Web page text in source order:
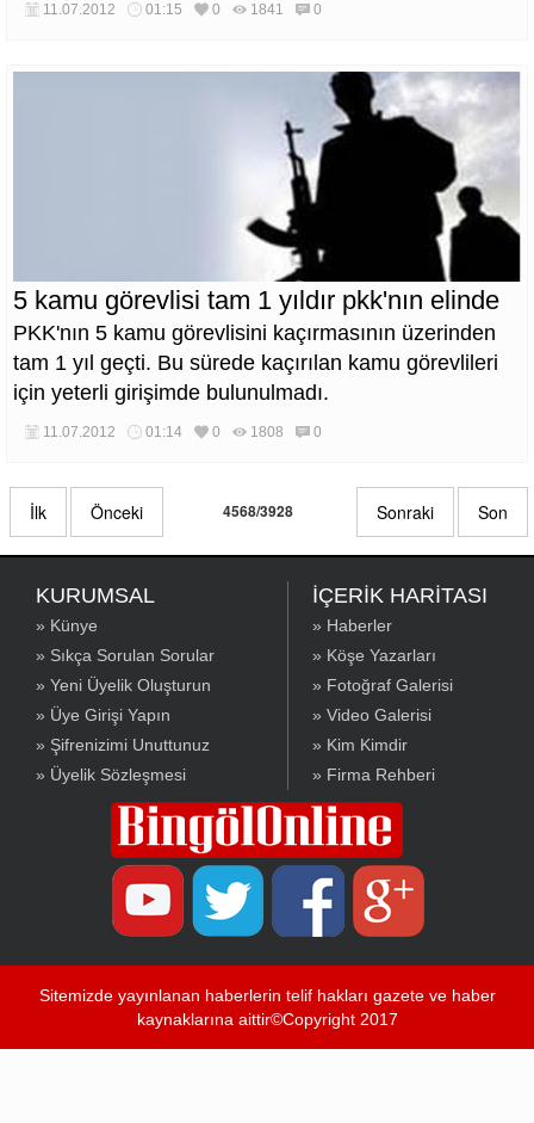
11.07.2012 01:15 0 1841 0
5 kamu görevlisi tam 1 yıldır pkk'nın elinde
PKK'nın 5 kamu görevlisini kaçırmasının üzerinden
tam 1 yıl geçti. Bu sürede kaçırılan kamu görevlileri
için yeterli girişimde bulunulmadı.
11.07.2012 01:14 0 1808 0
İlk Önceki 4568/3928 Sonraki Son
KURUMSAL
» Künye
» Sıkça Sorulan Sorular
» Yeni Üyelik Oluşturun
» Üye Girişi Yapın
» Şifrenizimi Unuttunuz
» Üyelik Sözleşmesi
İÇERİK HARİTASI
» Haberler
» Köşe Yazarları
» Fotoğraf Galerisi
» Video Galerisi
» Kim Kimdir
» Firma Rehberi
Sitemizde yayınlanan haberlerin telif hakları gazete ve haber
kaynaklarına aittir©Copyright 2017